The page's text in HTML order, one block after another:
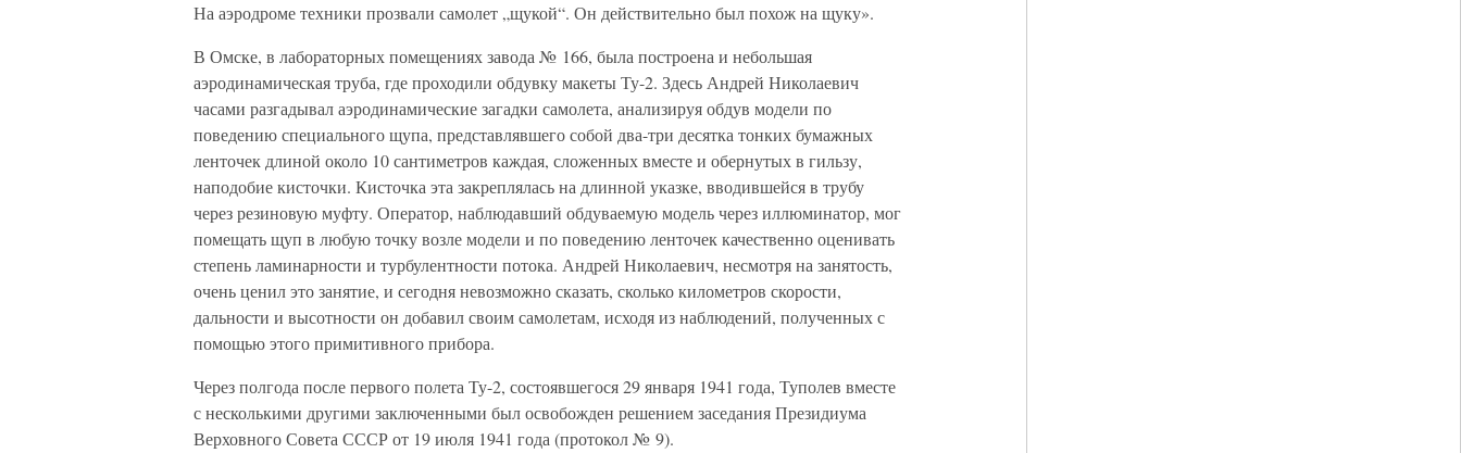
На аэродроме техники прозвали самолет „щукой“. Он действительно был похож на щуку».
В Омске, в лабораторных помещениях завода № 166, была построена и небольшая
аэродинамическая труба, где проходили обдувку макеты Ту-2. Здесь Андрей Николаевич
часами разгадывал аэродинамические загадки самолета, анализируя обдув модели по
поведению специального щупа, представлявшего собой два-три десятка тонких бумажных
ленточек длиной около 10 сантиметров каждая, сложенных вместе и обернутых в гильзу,
наподобие кисточки. Кисточка эта закреплялась на длинной указке, вводившейся в трубу
через резиновую муфту. Оператор, наблюдавший обдуваемую модель через иллюминатор, мог
помещать щуп в любую точку возле модели и по поведению ленточек качественно оценивать
степень ламинарности и турбулентности потока. Андрей Николаевич, несмотря на занятость,
очень ценил это занятие, и сегодня невозможно сказать, сколько километров скорости,
дальности и высотности он добавил своим самолетам, исходя из наблюдений, полученных с
помощью этого примитивного прибора.
Через полгода после первого полета Ту-2, состоявшегося 29 января 1941 года, Туполев вместе
с несколькими другими заключенными был освобожден решением заседания Президиума
Верховного Совета СССР от 19 июля 1941 года (протокол № 9).